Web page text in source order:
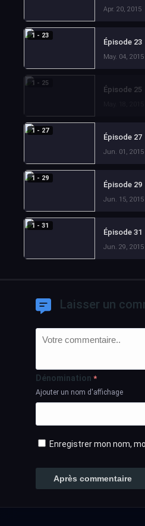
Apr. 20, 2015
1 - 23
Épisode 23
May. 04, 2015
1 - 25
Épisode 25
1 - 27
Épisode 27
Jun. 01, 2015
1 - 29
Épisode 29
Jun. 15, 2015
1 - 31
Épisode 31
Jun. 29, 2015
Laisser un
Dénomination *
Ajouter un nom d'affichage
Enregistrer mon nom,